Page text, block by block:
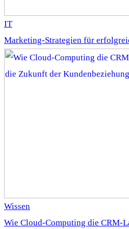
IT
Marketing-Strategien für
Wissen
Wie Cloud-Computing die CRM-